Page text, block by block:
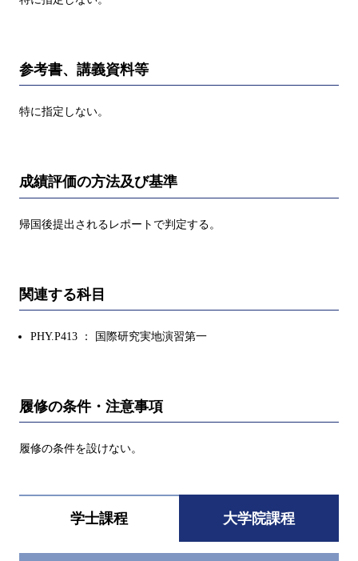
参考書、講義資料等
特に指定しない。
成績評価の方法及び基準
帰国後提出されるレポートで判定する。
関連する科目
PHY.P413 ： 国際研究実地演習第一
履修の条件・注意事項
履修の条件を設けない。
学士課程 大学院課程